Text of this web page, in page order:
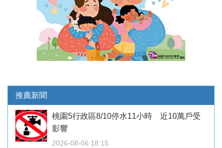
推薦新聞
桃園5行政區8/10停水11小時 近10萬戶受
影響
2026-08-06 18:15